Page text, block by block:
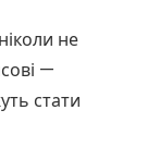
не
—
стати